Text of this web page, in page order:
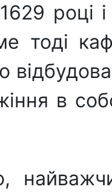
році
тоді
в